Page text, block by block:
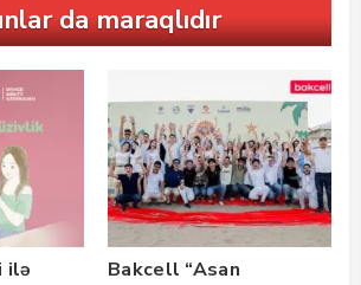
da maraqlıdır
ilə
Bakcell “Asan